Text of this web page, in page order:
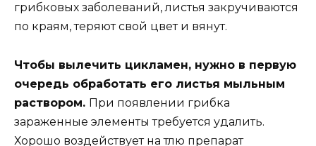
грибковых заболеваний, листья закручиваются
по краям, теряют свой цвет и вянут.
Чтобы вылечить цикламен, нужно в первую
очередь обработать его листья мыльным
раствором. При появлении грибка
зараженные элементы требуется удалить.
Хорошо воздействует на тлю препарат